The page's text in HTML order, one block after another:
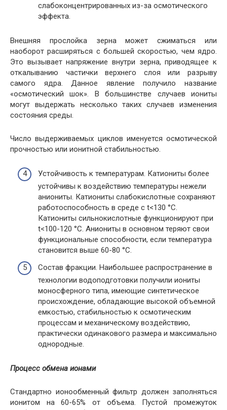
слабоконцентрированных из-за осмотического
эффекта.
Внешняя прослойка зерна может сжиматься или
наоборот расширяться с большей скоростью, чем ядро.
Это вызывает напряжение внутри зерна, приводящее к
откалыванию частички верхнего слоя или разрыву
самого ядра. Данное явление получило название
«осмотический шок». В большинстве случаев иониты
могут выдержать несколько таких случаев изменения
состояния среды.
Число выдерживаемых циклов именуется осмотической
прочностью или ионитной стабильностью.
Устойчивость к температурам. Катиониты более
устойчивы к воздействию температуры нежели
аниониты. Катиониты слабокислотные сохраняют
работоспособность в среде с t<130 °С.
Катиониты сильнокислотные функционируют при
t<100-120 °С. Аниониты в основном теряют свои
функциональные способности, если температура
становится выше 60-80 °С.
Состав фракции. Наибольшее распространение в
технологии водоподготовки получили иониты
моносферного типа, имеющие синтетическое
происхождение, обладающие высокой объемной
емкостью, стабильностью к осмотическим
процессам и механическому воздействию,
практически одинакового размера и максимально
однородные.
Процесс обмена ионами
Стандартно ионообменный фильтр должен заполняться
ионитом на 60-65% от объема. Пустой промежуток